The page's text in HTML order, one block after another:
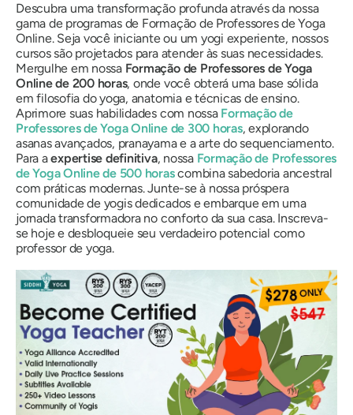
Descubra uma transformação profunda através da nossa
gama de programas de Formação de Professores de Yoga
Online. Seja você iniciante ou um yogi experiente, nossos
cursos são projetados para atender às suas necessidades.
Mergulhe em nossa Formação de Professores de Yoga
Online de 200 horas, onde você obterá uma base sólida
em filosofia do yoga, anatomia e técnicas de ensino.
Aprimore suas habilidades com nossa Formação de
Professores de Yoga Online de 300 horas, explorando
asanas avançados, pranayama e a arte do sequenciamento.
Para aexpertise definitiva, nossa Formação de Professores
de Yoga Online de 500 horascombina sabedoria ancestral
com práticas modernas. Junte-se à nossa próspera
comunidade de yogis dedicados e embarque em uma
jornada transformadora no conforto da sua casa. Inscreva-
se hoje e desbloqueie seu verdadeiro potencial como
professor de yoga.